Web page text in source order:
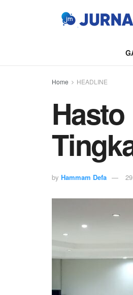
Home HEADLINE
by Hammam Defa